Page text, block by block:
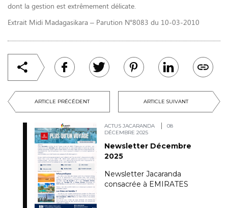
ARTICLE PRÉCÉDENT ARTICLE SUIVANT
ACTUS JACARANDA
08
DÉCEMBRE 2025
Newsletter Décembre
2025
Newsletter Jacaranda
consacrée à EMIRATES
dont la gestion est extrêmement délicate.
Extrait Midi Madagasikara – Parution N°8083 du 10-03-2010